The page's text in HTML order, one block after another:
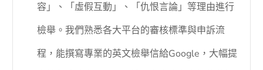
容」、「虛假互動」、「仇恨言論」等理由進行
檢舉。我們熟悉各大平台的審核標準與申訴流
程，能撰寫專業的英文檢舉信給Google，大幅提